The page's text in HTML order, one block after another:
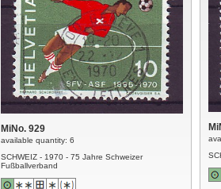
MiNo. 929
available quantity: 6
SCHWEIZ - 1970 - 75 Jahre Schweizer
Fußballverband